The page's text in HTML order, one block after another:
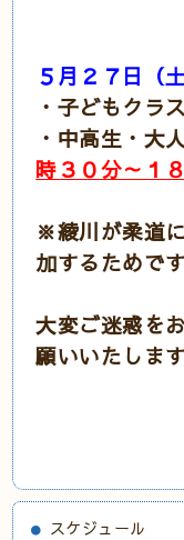
５月２７日（土
・子どもクラ
・中高生・大
時３０分～１
※綾川が柔道
加するためです
大変ご迷惑を
願いいたします
スケジュール